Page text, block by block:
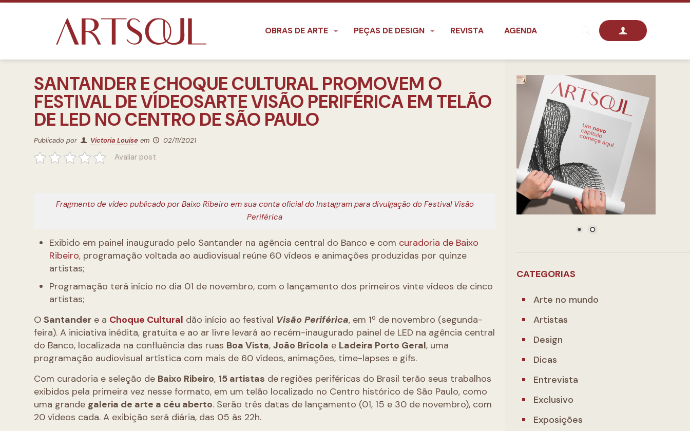
OBRAS DE ARTE PEÇAS DE DESIGN REVISTA AGENDA
SANTANDER E CHOQUE CULTURAL PROMOVEM O
FESTIVAL DE VÍDEOSARTE VISÃO PERIFÉRICA EM TELÃO
DE LED NO CENTRO DE SÃO PAULO
Publicado por Victoria Louise em 02/11/2021
Avaliar post
Fragmento de vídeo publicado por Baixo Ribeiro em sua conta oficial do Instagram para divulgação do Festival Visão
Periférica
Exibido em painel inaugurado pelo Santander na agência central do Banco e com curadoria de Baixo
Ribeiro, programação voltada ao audiovisual reúne 60 vídeos e animações produzidas por quinze
artistas;
Programação terá início no dia 01 de novembro, com o lançamento dos primeiros vinte vídeos de cinco
artistas;
OSantander e a Choque Cultural dão início ao festival Visão Periférica, em 1º de novembro (segunda-
feira). A iniciativa inédita, gratuita e ao ar livre levará ao recém-inaugurado painel de LED na agência central
do Banco, localizada na confluência das ruas Boa Vista,João Brícola e Ladeira Porto Geral, uma
programação audiovisual artística com mais de 60 vídeos, animações, time-lapses e gifs.
Com curadoria e seleção de Baixo Ribeiro, 15 artistas de regiões periféricas do Brasil terão seus trabalhos
exibidos pela primeira vez nesse formato, em um telão localizado no Centro histórico de São Paulo, como
uma grande galeria de arte a céu aberto. Serão três datas de lançamento (01, 15 e 30 de novembro), com
20 vídeos cada. A exibição será diária, das 05 às 22h.
CATEGORIAS
Arte no mundo
Artistas
Design
Dicas
Entrevista
Exclusivo
Exposições